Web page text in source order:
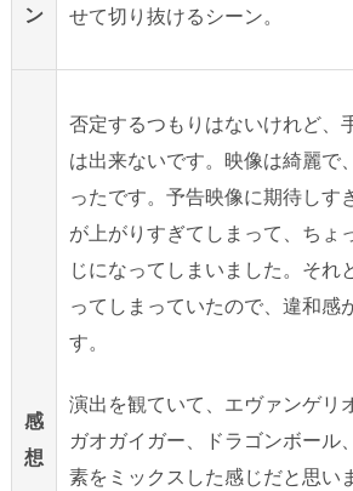
ン
せて切り抜けるシーン。
感
想
否定するつもりはないけれど、
は出来ないです。映像は綺麗で
ったです。予告映像に期待しす
が上がりすぎてしまって、ちょ
じになってしまいました。それ
ってしまっていたので、違和感
す。
演出を観ていて、エヴァンゲリ
ガオガイガー、ドラゴンボール
素をミックスした感じだと思い